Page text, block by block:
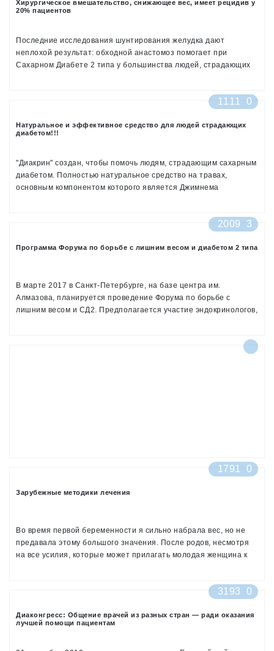
наличия в аптеке и от руководства сверху, которое
подписывает разрешение на реализацию того или иного
Хирургическое вмешательство, снижающее вес, имеет рецидив у
20% пациентов
Последние исследования шунтирования желудка дают
неплохой результат: обходной анастомоз помогает при
Сахарном Диабете 2 типа у большинства людей, страдающих
На 94 ежегодной встрече Международного Общества
неутешительные результаты.
1111 0
Натуральное и эффективное средство для людей страдающих
диабетом!!!
"Диакрин" создан, чтобы помочь людям, страдающим сахарным
диабетом. Полностью натуральное средство на травах,
основным компонентом которого является Джимнема
поджелудочной железы. Эти продукты можно приобрести в
Ставрополе, либо заказать по почте. Все вопросы и
2009 3
Программа Форума по борьбе с лишним весом и диабетом 2 типа
В марте 2017 в Санкт-Петербурге, на базе центра им.
Алмазова, планируется проведение Форума по борьбе с
лишним весом и СД2. Предполагается участие эндокринологов,
1791 0
Зарубежные методики лечения
Во время первой беременности я сильно набрала вес, но не
предавала этому большого значения. После родов, несмотря
на все усилия, которые может прилагать молодая женщина к
Муж предложил пройти лечение в Израиле у врача Левита,
действительно знаменитый врач, очень востребованный
специалист... Но как-то страшно. Скажите, кто-то лечился
3193 0
Диаконгресс: Общение врачей из разных стран — ради оказания
лучшей помощи пациентам